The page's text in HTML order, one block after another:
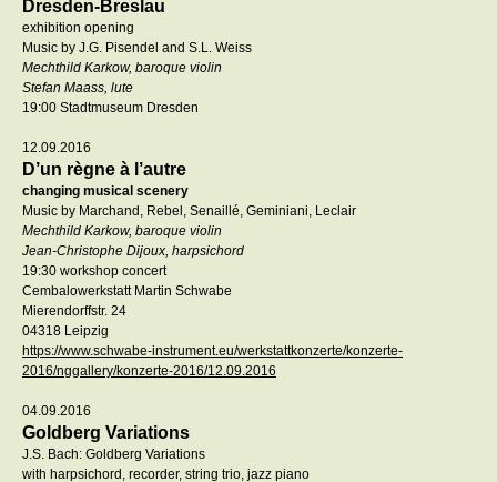
Dresden-Breslau
exhibition opening
Music by J.G. Pisendel and S.L. Weiss
Mechthild Karkow, baroque violin
Stefan Maass, lute
19:00 Stadtmuseum Dresden
12.09.2016
D’un règne à l’autre
changing musical scenery
Music by Marchand, Rebel, Senaillé, Geminiani, Leclair
Mechthild Karkow, baroque violin
Jean-Christophe Dijoux, harpsichord
19:30 workshop concert
Cembalowerkstatt Martin Schwabe
Mierendorffstr. 24
04318 Leipzig
https://www.schwabe-instrument.eu/werkstattkonzerte/konzerte-
2016/nggallery/konzerte-2016/12.09.2016
04.09.2016
Goldberg Variations
J.S. Bach: Goldberg Variations
with harpsichord, recorder, string trio, jazz piano